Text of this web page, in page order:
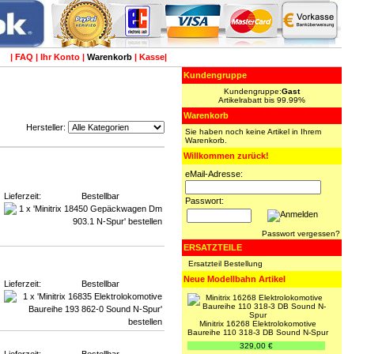
| FAQ | Ihr Konto | Warenkorb | Kasse|
Hersteller:
Lieferzeit: Bestellbar
Lieferzeit: Bestellbar
Kundengruppe
Kundengruppe:Gast
Artikelrabatt bis 99.99%
Warenkorb
Sie haben noch keine Artikel in Ihrem
Warenkorb.
Willkommen zurück!
eMail-Adresse:
Passwort:
Passwort vergessen?
ERSATZTEILE
Ersatzteil Bestellung
Neue Modellbahn Artikel
Minitrix 16268 Elektrolokomotive
Baureihe 110 318-3 DB Sound N-Spur
329,00 €